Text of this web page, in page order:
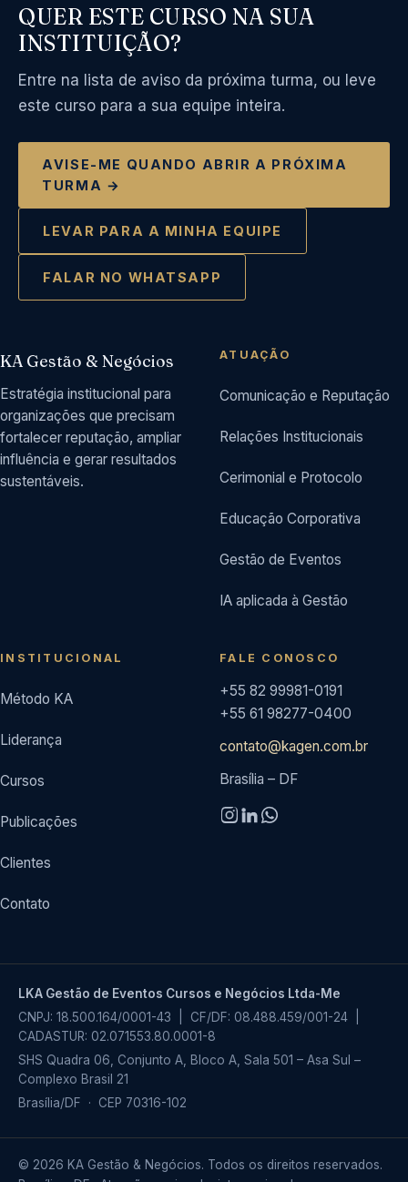
QUER ESTE CURSO NA SUA
INSTITUIÇÃO?
Entre na lista de aviso da próxima turma, ou leve
este curso para a sua equipe inteira.
AVISE-ME QUANDO ABRIR A PRÓXIMA
TURMA →
LEVAR PARA A MINHA EQUIPE
FALAR NO WHATSAPP
KA Gestão & Negócios
Estratégia institucional para
organizações que precisam
fortalecer reputação, ampliar
influência e gerar resultados
sustentáveis.
ATUAÇÃO
Comunicação e Reputação
Relações Institucionais
Cerimonial e Protocolo
Educação Corporativa
Gestão de Eventos
IA aplicada à Gestão
INSTITUCIONAL
Método KA
Liderança
Cursos
Publicações
Clientes
Contato
FALE CONOSCO
+55 82 99981-0191
+55 61 98277-0400
contato@kagen.com.br
Brasília – DF
LKA Gestão de Eventos Cursos e Negócios Ltda-Me
CNPJ: 18.500.164/0001-43 | CF/DF: 08.488.459/001-24 |
CADASTUR: 02.071553.80.0001-8
SHS Quadra 06, Conjunto A, Bloco A, Sala 501 – Asa Sul –
Complexo Brasil 21
Brasília/DF · CEP 70316-102
© 2026 KA Gestão & Negócios. Todos os direitos reservados.